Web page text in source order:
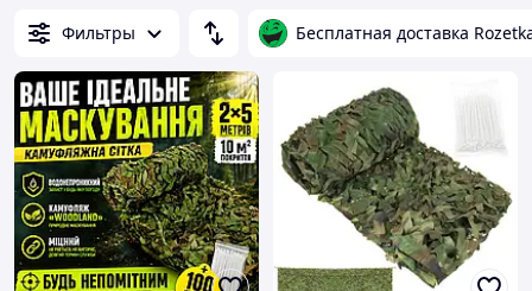
Фильтры Бесплатная доставка